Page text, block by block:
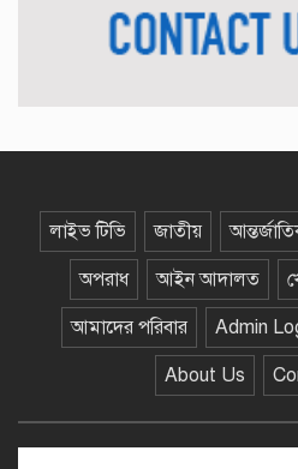
কুয়াকাটা
পদ্ম গোখরা
অবমুক্ত
শিশু শ্রম,
সহযোগিতা
বেতাগীতে
গ্রেপ্তার,
পুলিশের
লাইভ টিভি জাতীয়
অপরাধ
আইন আদালত
আমাদের পরিবার
Admin
About Us